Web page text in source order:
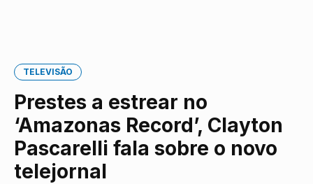
TELEVISÃO
Prestes a estrear no
‘Amazonas Record’, Clayton
Pascarelli fala sobre o novo
telejornal